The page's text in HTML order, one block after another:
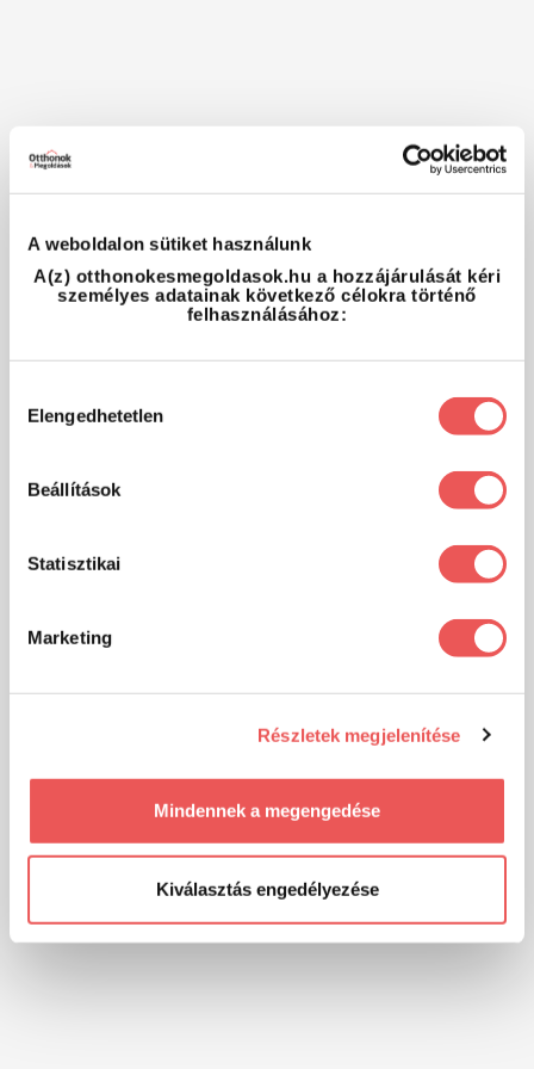
A weboldalon sütiket használunk
A(z) otthonokesmegoldasok.hu a hozzájárulását kéri
személyes adatainak következő célokra történő
felhasználásához:
kiválasztása
Elengedhetetlen
Beállítások
Statisztikai
Marketing
Részletek megjelenítése
Mindennek a megengedése
Kiválasztás engedélyezése